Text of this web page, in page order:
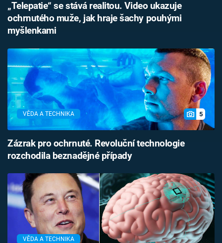
„Telepatie“ se stává realitou. Video ukazuje
ochrnutého muže, jak hraje šachy pouhými
myšlenkami
VĚDA A TECHNIKA 5
Zázrak pro ochrnuté. Revoluční technologie
rozchodila beznadějné případy
VĚDA A TECHNIKA